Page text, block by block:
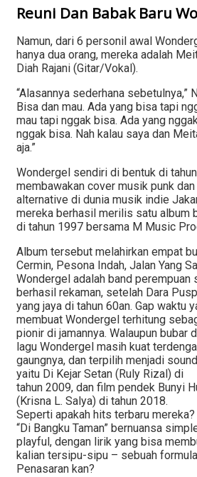
Reuni Dan Babak Baru
Namun, dari 6 personil awal
hanya dua orang, mereka adalah
Diah Rajani (Gitar/Vokal).
“Alasannya sederhana sebetulnya,”
Bisa dan mau. Ada yang bisa tapi
mau tapi nggak bisa. Ada yang
nggak bisa. Nah kalau saya dan
aja.”
Wondergel sendiri di bentuk di
membawakan cover musik punk dan
alternative di dunia musik indie
mereka berhasil merilis satu album
di tahun 1997 bersama M Music
Album tersebut melahirkan empat
Cermin, Pesona Indah, Jalan Yang
Wondergel adalah band perempuan
berhasil rekaman, setelah Dara
yang jaya di tahun 60an. Gap waktu
membuat Wondergel terhitung
pionir di jamannya. Walaupun bubar
lagu Wondergel masih kuat
gaungnya, dan terpilih menjadi
yaitu Di Kejar Setan (Ruly Rizal) di
tahun 2009, dan film pendek Bunyi
(Krisna L. Salya) di tahun 2018.
Seperti apakah hits terbaru mereka?
“Di Bangku Taman” bernuansa
playful, dengan lirik yang bisa
kalian tersipu-sipu – sebuah
Penasaran kan?